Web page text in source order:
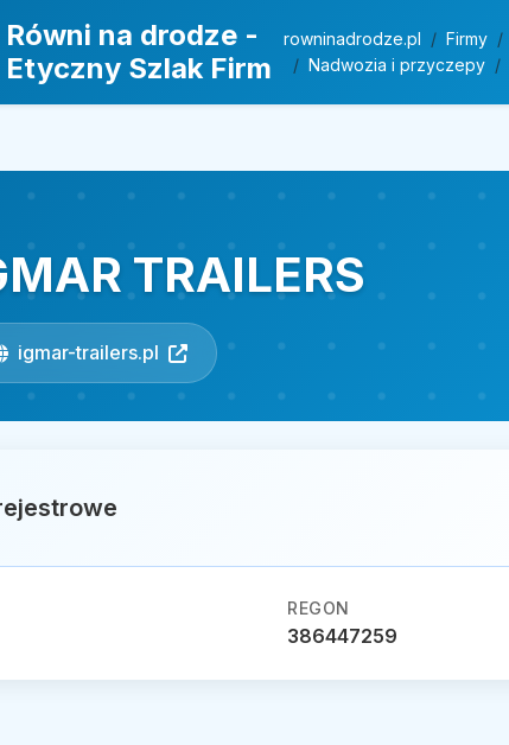
Równi na drodze -
Etyczny Szlak Firm
rowninadrodze.pl Firmy
Nadwozia i przyczepy
TRAILERS
igmar-trailers.pl
REGON
386447259